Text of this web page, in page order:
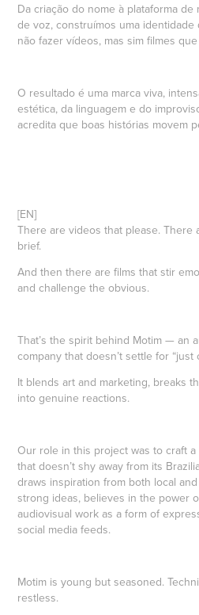
Da criação do nome à plataforma de
de voz, construímos uma
não fazer vídeos, mas sim filmes
O resultado é uma marca viva,
estética, da linguagem e do
acredita que boas histórias movem
[EN]
There are videos that please. There
brief.
And then there are films that stir
and challenge the obvious.
That’s the spirit behind Motim — an
company that doesn’t settle for “just
It blends art and marketing, breaks
into genuine reactions.
Our role in this project was to craft
that doesn’t shy away from its
draws inspiration from both local
strong ideas, believes in the power
audiovisual work as a form of
social media feeds.
Motim is young but seasoned.
restless.